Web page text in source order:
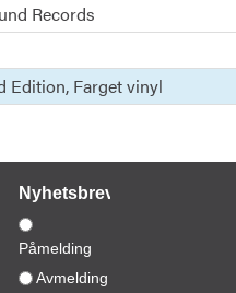
Records
Edition Farget vinyl
Nyhetsbrev
Påmelding
Avmelding